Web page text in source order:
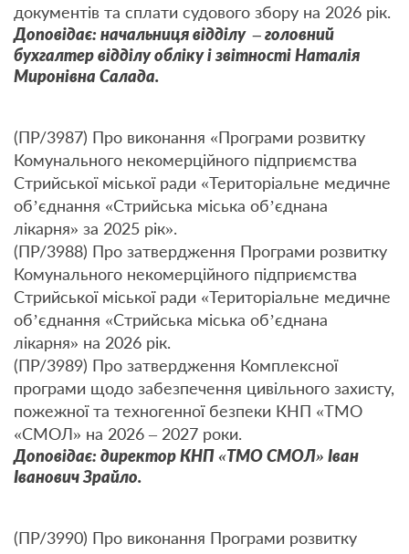
документів та сплати судового збору на 2026 рік.
Доповідає: начальниця відділу – головний
бухгалтер відділу обліку і звітності Наталія
Миронівна Салада.
(ПР/3987) Про виконання «Програми розвитку
Комунального некомерційного підприємства
Стрийської міської ради «Територіальне медичне
об’єднання «Стрийська міська об’єднана
лікарня» за 2025 рік».
(ПР/3988) Про затвердження Програми розвитку
Комунального некомерційного підприємства
Стрийської міської ради «Територіальне медичне
об’єднання «Стрийська міська об’єднана
лікарня» на 2026 рік.
(ПР/3989) Про затвердження Комплексної
програми щодо забезпечення цивільного захисту,
пожежної та техногенної безпеки КНП «ТМО
«СМОЛ» на 2026 – 2027 роки.
Доповідає: директор КНП «ТМО СМОЛ» Іван
Іванович Зрайло.
(ПР/3990) Про виконання Програми розвитку